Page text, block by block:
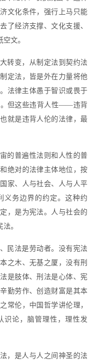
文化条件，强行上马只能
了经济支撑、文化支援、
文。
转变，从制定法到契约法
定法，皆是外在力量将他
法律主体愚于智识或畏于
。但这些违背人性——违背
就是违背人伦的法律，最
的普遍性法则和人性的普
绝对的法律主体地位，按
家、人与社会、人与人平
义务边界的约定。这种约
，是为宪法。人与社会的
。
民法是劳动者。没有宪法
之木、无基之厦，没有刑
是肢体、刑法是心体、宪
勤劳作、创造财富是其本
常伦，中国哲学讲伦理，
识论，脑管理性，理性发
，是人与人之间神圣的法